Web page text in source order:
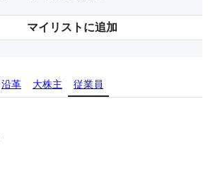
マイリストに追加
沿革 大株主 従業員